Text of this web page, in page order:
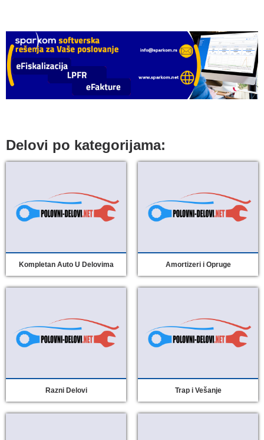
Delovi po kategorijama:
Kompletan Auto U Delovima Amortizeri i Opruge
Razni Delovi Trap i Vešanje